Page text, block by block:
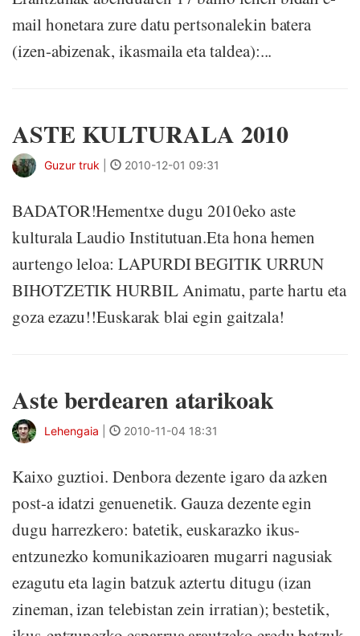
mail honetara zure datu pertsonalekin batera
(izen-abizenak, ikasmaila eta taldea):...
ASTE KULTURALA 2010
Guzur truk 2010-12-01 09:31
BADATOR!Hementxe dugu 2010eko aste
kulturala Laudio Institutuan.Eta hona hemen
aurtengo leloa: LAPURDI BEGITIK URRUN
BIHOTZETIK HURBIL Animatu, parte hartu eta
goza ezazu!!Euskarak blai egin gaitzala!
Aste berdearen atarikoak
Lehengaia 2010-11-04 18:31
Kaixo guztioi. Denbora dezente igaro da azken
post-a idatzi genuenetik. Gauza dezente egin
dugu harrezkero: batetik, euskarazko ikus-
entzunezko komunikazioaren mugarri nagusiak
ezagutu eta lagin batzuk aztertu ditugu (izan
zineman, izan telebistan zein irratian); bestetik,